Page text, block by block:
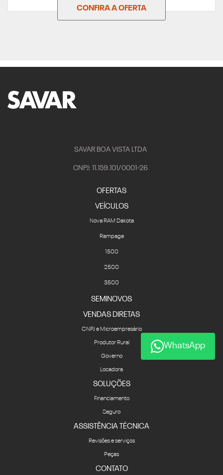
CONFIRA A OFERTA
SAVAR BOA VISTA LTDA
CNPJ: 11.159.101/0001-26
OFERTAS
VEÍCULOS
Nova RAM Dakota
Rampage
1500
2500
3500
SEMINOVOS
VENDAS DIRETAS
CNPJ e Microempresário
Produtor Rural
Governo
Locadora
SOLUÇÕES
Financiamento
Seguro
ASSISTÊNCIA TÉCNICA
Revisões e serviços
Peças
CONTATO
WhatsApp